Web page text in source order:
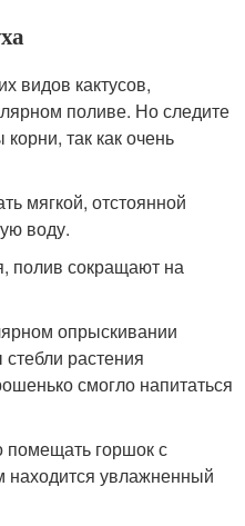
видов кактусов,
поливе. Но следите
так как очень
мягкой, отстоянной
воду.
полив сокращают на
опрыскивании
растения
смогло напитаться
горшок с
находится увлажненный